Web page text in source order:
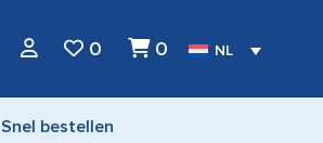
0 0 NL
Snel bestellen